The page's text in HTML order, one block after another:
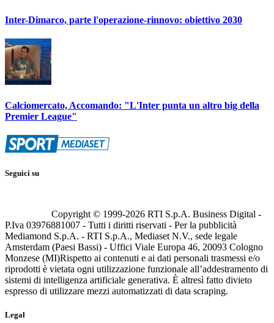
Inter-Dimarco, parte l'operazione-rinnovo: obiettivo 2030
Calciomercato, Accomando: "L'Inter punta un altro big della
Premier League"
Seguici su
Copyright © 1999-2026 RTI S.p.A. Business Digital -
P.Iva 03976881007 - Tutti i diritti riservati - Per la pubblicità
Mediamond S.p.A. - RTI S.p.A., Mediaset N.V., sede legale
Amsterdam (Paesi Bassi) - Uffici Viale Europa 46, 20093 Cologno
Monzese (MI)Rispetto ai contenuti e ai dati personali trasmessi e/o
riprodotti è vietata ogni utilizzazione funzionale all’addestramento di
sistemi di intelligenza artificiale generativa. È altresì fatto divieto
espresso di utilizzare mezzi automatizzati di data scraping.
Legal